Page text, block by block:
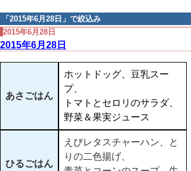
「 2015年6月28日 」で絞込み
2015年6月28日
2015年6月28日
あさごはん
ホットドッグ、豆乳スー
プ、
トマトとセロリのサラダ、
野菜＆果実ジュース
ひるごはん
えびレタスチャーハン、と
りの二色揚げ、